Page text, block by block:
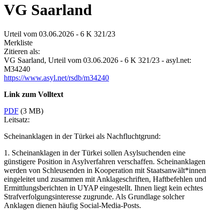
VG Saarland
Urteil vom 03.06.2026 - 6 K 321/23
Merkliste
Zitieren als:
VG Saarland, Urteil vom 03.06.2026 - 6 K 321/23 - asyl.net:
M34240
https://www.asyl.net/rsdb/m34240
Link zum Volltext
PDF (3 MB)
Leitsatz:
Scheinanklagen in der Türkei als Nachfluchtgrund:
1. Scheinanklagen in der Türkei sollen Asylsuchenden eine
günstigere Position in Asylverfahren verschaffen. Scheinanklagen
werden von Schleusenden in Kooperation mit Staatsanwält*innen
eingeleitet und zusammen mit Anklageschriften, Haftbefehlen und
Ermittlungsberichten in UYAP eingestellt. Ihnen liegt kein echtes
Strafverfolgungsinteresse zugrunde. Als Grundlage solcher
Anklagen dienen häufig Social-Media-Posts.